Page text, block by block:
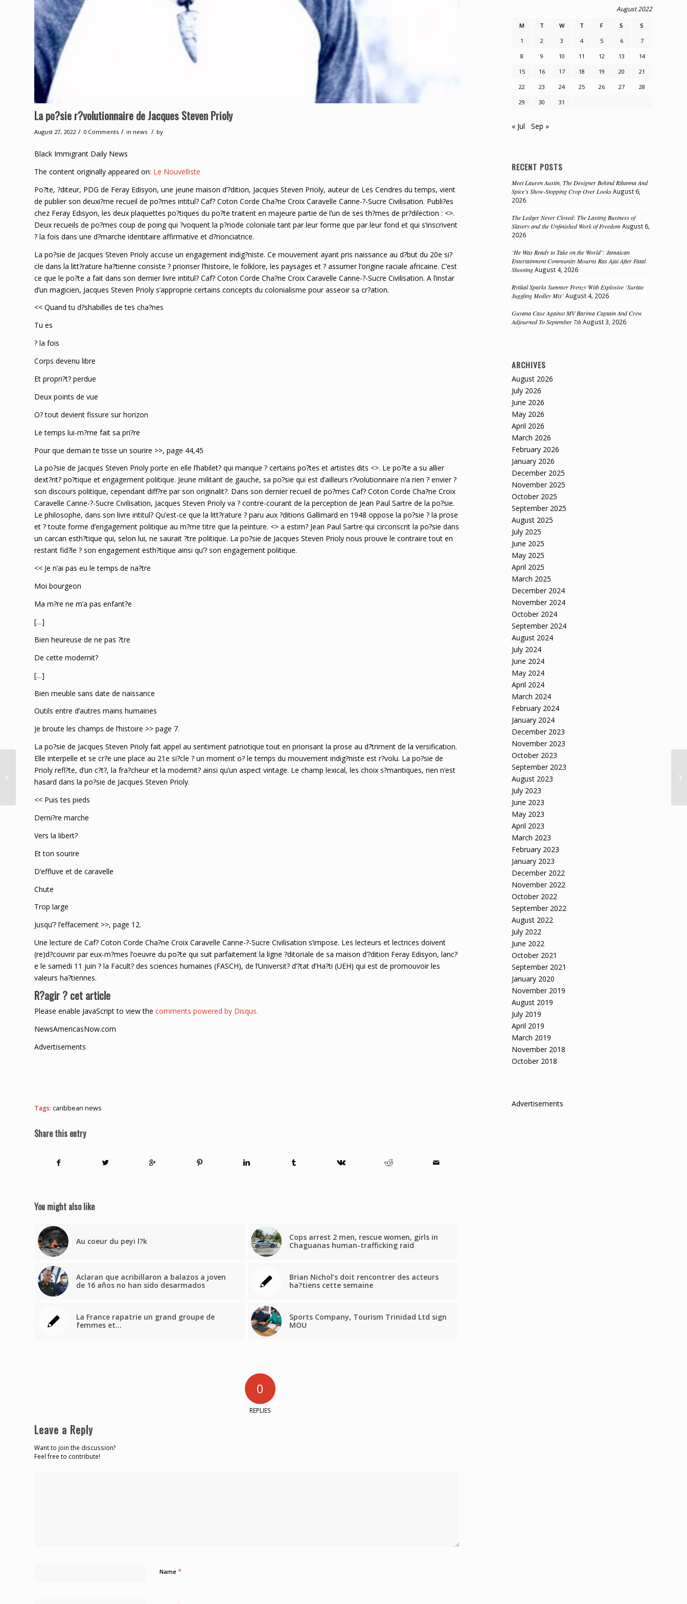
La po?sie r?volutionnaire de Jacques Steven Prioly
August 27, 2022 / 0 Comments / in news / by
Black Immigrant Daily News
The content originally appeared on: Le Nouvelliste
Po?te, ?diteur, PDG de Feray Edisyon, une jeune maison d’?dition, Jacques Steven Prioly, auteur de Les Cendres du temps, vient
de publier son deuxi?me recueil de po?mes intitul? Caf? Coton Corde Cha?ne Croix Caravelle Canne-?-Sucre Civilisation. Publi?es
chez Feray Edisyon, les deux plaquettes po?tiques du po?te traitent en majeure partie de l’un de ses th?mes de pr?dilection : <>.
Deux recueils de po?mes coup de poing qui ?voquent la p?riode coloniale tant par leur forme que par leur fond et qui s’inscrivent
? la fois dans une d?marche identitaire affirmative et d?nonciatrice.
La po?sie de Jacques Steven Prioly accuse un engagement indig?niste. Ce mouvement ayant pris naissance au d?but du 20e si?
cle dans la litt?rature ha?tienne consiste ? prioriser l’histoire, le folklore, les paysages et ? assumer l’origine raciale africaine. C’est
ce que le po?te a fait dans son dernier livre intitul? Caf? Coton Corde Cha?ne Croix Caravelle Canne-?-Sucre Civilisation. A l’instar
d’un magicien, Jacques Steven Prioly s’approprie certains concepts du colonialisme pour asseoir sa cr?ation.
<< Quand tu d?shabilles de tes cha?nes
Tu es
? la fois
Corps devenu libre
Et propri?t? perdue
Deux points de vue
O? tout devient fissure sur horizon
Le temps lui-m?me fait sa pri?re
Pour que demain te tisse un sourire >>, page 44,45
La po?sie de Jacques Steven Prioly porte en elle l’habilet? qui manque ? certains po?tes et artistes dits <>. Le po?te a su allier
dext?rit? po?tique et engagement politique. Jeune militant de gauche, sa po?sie qui est d’ailleurs r?volutionnaire n’a rien ? envier ?
son discours politique, cependant diff?re par son originalit?. Dans son dernier recueil de po?mes Caf? Coton Corde Cha?ne Croix
Caravelle Canne-?-Sucre Civilisation, Jacques Steven Prioly va ? contre-courant de la perception de Jean Paul Sartre de la po?sie.
Le philosophe, dans son livre intitul? Qu’est-ce que la litt?rature ? paru aux ?ditions Gallimard en 1948 oppose la po?sie ? la prose
et ? toute forme d’engagement politique au m?me titre que la peinture. <> a estim? Jean Paul Sartre qui circonscrit la po?sie dans
un carcan esth?tique qui, selon lui, ne saurait ?tre politique. La po?sie de Jacques Steven Prioly nous prouve le contraire tout en
restant fid?le ? son engagement esth?tique ainsi qu’? son engagement politique.
<< Je n’ai pas eu le temps de na?tre
Moi bourgeon
Ma m?re ne m’a pas enfant?e
[…]
Bien heureuse de ne pas ?tre
De cette modernit?
[…]
Bien meuble sans date de naissance
Outils entre d’autres mains humaines
Je broute les champs de l’histoire >> page 7.
La po?sie de Jacques Steven Prioly fait appel au sentiment patriotique tout en priorisant la prose au d?triment de la versification.
Elle interpelle et se cr?e une place au 21e si?cle ? un moment o? le temps du mouvement indig?niste est r?volu. La po?sie de
Prioly refl?te, d’un c?t?, la fra?cheur et la modernit? ainsi qu’un aspect vintage. Le champ lexical, les choix s?mantiques, rien n’est
hasard dans la po?sie de Jacques Steven Prioly.
<< Puis tes pieds
Derni?re marche
Vers la libert?
Et ton sourire
D’effluve et de caravelle
Chute
Trop large
Jusqu’? l’effacement >>, page 12.
Une lecture de Caf? Coton Corde Cha?ne Croix Caravelle Canne-?-Sucre Civilisation s’impose. Les lecteurs et lectrices doivent
(re)d?couvrir par eux-m?mes l’oeuvre du po?te qui suit parfaitement la ligne ?ditoriale de sa maison d’?dition Feray Edisyon, lanc?
e le samedi 11 juin ? la Facult? des sciences humaines (FASCH), de l’Universit? d’?tat d’Ha?ti (UEH) qui est de promouvoir les
valeurs ha?tiennes.
R?agir ? cet article
Please enable JavaScript to view the comments powered by Disqus.
NewsAmericasNow.com
Advertisements
Tags: caribbean news
Share this entry
You might also like
Au coeur du peyi l?k
Cops arrest 2 men, rescue women, girls in
Chaguanas human-trafficking raid
Aclaran que acribillaron a balazos a joven
de 16 años no han sido desarmados
Brian Nichol’s doit rencontrer des acteurs
ha?tiens cette semaine
La France rapatrie un grand groupe de
femmes et…
Sports Company, Tourism Trinidad Ltd sign
MOU
0
REPLIES
Leave a Reply
Want to join the discussion?
Feel free to contribute!
Name *
August 2022
M T W T F S
S
1
2 3 4 5 6
7
8
9 10 11 12 13
14
15
16 17 18 19 20
21
22
23 24 25 26 27
28
29
30 31
« Jul Sep »
RECENT POSTS
Meet Lauren Austin, The Designer Behind Rihanna And
Spice’s Show-Stopping Crop Over Looks August 6,
2026
The Ledger Never Closed: The Lasting Business of
Slavery and the Unfinished Work of Freedom August 6,
2026
‘He Was Ready to Take on the World’: Jamaican
Entertainment Community Mourns Ras Ajai After Fatal
Shooting August 4, 2026
Rytikal Sparks Summer Frenzy With Explosive ‘Surato
Juggling Medley Mix’ August 4, 2026
Guyana Case Against MV Barima Captain And Crew
Adjourned To September 7th August 3, 2026
ARCHIVES
August 2026
July 2026
June 2026
May 2026
April 2026
March 2026
February 2026
January 2026
December 2025
November 2025
October 2025
September 2025
August 2025
July 2025
June 2025
May 2025
April 2025
March 2025
December 2024
November 2024
October 2024
September 2024
August 2024
July 2024
June 2024
May 2024
April 2024
March 2024
February 2024
January 2024
December 2023
November 2023
October 2023
September 2023
August 2023
July 2023
June 2023
May 2023
April 2023
March 2023
February 2023
January 2023
December 2022
November 2022
October 2022
September 2022
August 2022
July 2022
June 2022
October 2021
September 2021
January 2020
November 2019
August 2019
July 2019
April 2019
March 2019
November 2018
October 2018
Advertisements
Fraser-Pryce hopeful
to recover for Brussels
Diamond League Loop